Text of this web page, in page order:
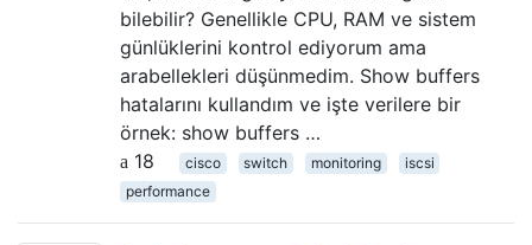
bilebilir? Genellikle CPU, RAM ve sistem
günlüklerini kontrol ediyorum ama
arabellekleri düşünmedim. Show buffers
hatalarını kullandım ve işte verilere bir
örnek: show buffers …
18
cisco switch monitoring
iscsi
performance